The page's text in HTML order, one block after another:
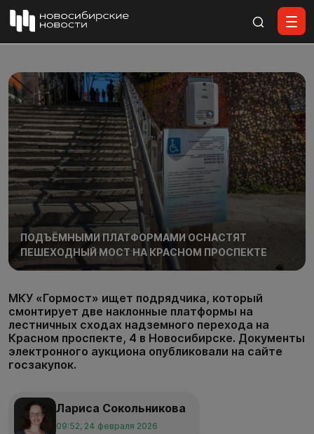
ПОДЪЁМНЫМИ ПЛАТФОРМАМИ ОСНАСТЯТ
ПЕШЕХОДНЫЙ МОСТ НА КРАСНОМ ПРОСПЕКТЕ
МКУ «Гормост» ищет подрядчика, который
смонтирует две наклонные платформы на
лестничных сходах надземного перехода на
Красном проспекте, 4 в Новосибирске. Документы
электронного аукциона опубликовали на сайте
госзакупок.
Лариса Сокольникова
09:52, 24 февраля 2026